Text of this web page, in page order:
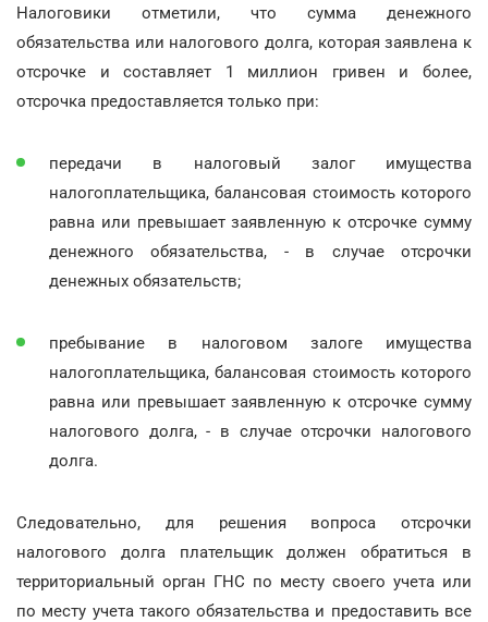
Налоговики отметили, что сумма денежного
обязательства или налогового долга, которая заявлена к
отсрочке и составляет 1 миллион гривен и более,
отсрочка предоставляется только при:
передачи в налоговый залог имущества
налогоплательщика, балансовая стоимость которого
равна или превышает заявленную к отсрочке сумму
денежного обязательства, - в случае отсрочки
денежных обязательств;
пребывание в налоговом залоге имущества
налогоплательщика, балансовая стоимость которого
равна или превышает заявленную к отсрочке сумму
налогового долга, - в случае отсрочки налогового
долга.
Следовательно, для решения вопроса отсрочки
налогового долга плательщик должен обратиться в
территориальный орган ГНС по месту своего учета или
по месту учета такого обязательства и предоставить все